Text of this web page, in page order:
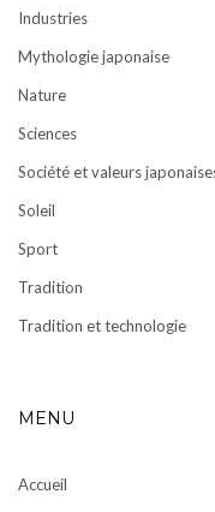
Industries
Mythologie japonaise
Nature
Sciences
Société et valeurs
Soleil
Sport
Tradition
Tradition et technologie
MENU
Accueil